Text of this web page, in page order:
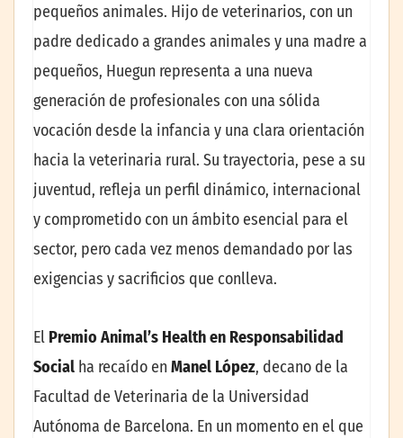
pequeños animales. Hijo de veterinarios, con un
padre dedicado a grandes animales y una madre a
pequeños, Huegun representa a una nueva
generación de profesionales con una sólida
vocación desde la infancia y una clara orientación
hacia la veterinaria rural. Su trayectoria, pese a su
juventud, refleja un perfil dinámico, internacional
y comprometido con un ámbito esencial para el
sector, pero cada vez menos demandado por las
exigencias y sacrificios que conlleva.
El Premio Animal’s Health en Responsabilidad
Social ha recaído en Manel López, decano de la
Facultad de Veterinaria de la Universidad
Autónoma de Barcelona. En un momento en el que